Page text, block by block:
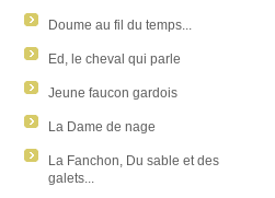
Doume au fil du temps...
Ed, le cheval qui parle
Jeune faucon gardois
La Dame de nage
La Fanchon, Du sable et des
galets...